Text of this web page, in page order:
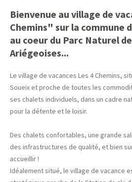
Bienvenue au village de
Chemins" sur la commune
au coeur du Parc Naturel
Ariégeoises...
Le village de vacances Les 4 Chemins,
Soueix et proche de toutes les
ses chalets individuels, dans un cadre
pour la détente et le loisir.
Des chalets confortables, une grande
des infrastructures de qualité, et bien
accueillir !
Idéalement situé, le village de vacance